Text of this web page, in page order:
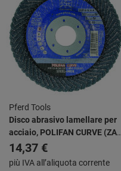
Pferd Tools
Disco abrasivo lamellare per
acciaio, POLIFAN CURVE (ZA),
⌀ Disco × Spessore:
125X14mm
14,37 €
più IVA all’aliquota corrente